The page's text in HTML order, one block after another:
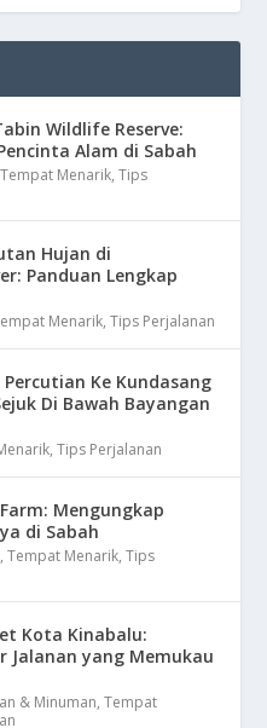
Wildlife Reserve:
Alam di Sabah
Tempat Menarik,Tips
Hujan di
Panduan Lengkap
Menarik,Tips Perjalanan
Ke Kundasang
Di Bawah Bayangan
,Tips Perjalanan
Mengungkap
di Sabah
,Tempat Menarik,Tips
Kota Kinabalu:
Jalanan yang Memukau
& Minuman,Tempat